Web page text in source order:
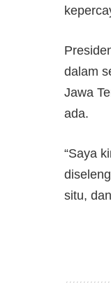
dalam
Jawa
ada.
“Saya
situ,